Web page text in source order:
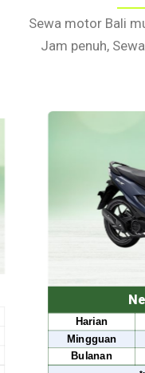
Sewa motor Bali
Jam penuh,
24 jam
7 hari
30 hari